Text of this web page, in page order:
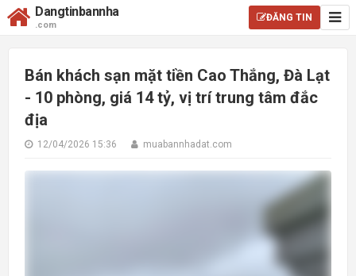
Dangtinbannha
.com
ĐĂNG TIN
Bán khách sạn mặt tiền Cao Thắng, Đà Lạt
- 10 phòng, giá 14 tỷ, vị trí trung tâm đắc
địa
12/04/2026 15:36 muabannhadat.com